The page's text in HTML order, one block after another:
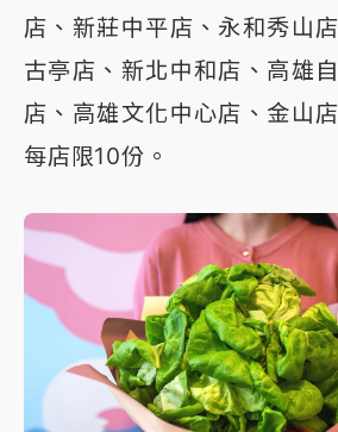
店、新莊中平店、永和秀山
古亭店、新北中和店、高雄
店、高雄文化中心店、金山
每店限10份。